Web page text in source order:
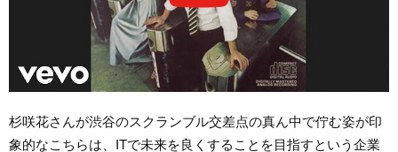
杉咲花さんが渋谷のスクランブル交差点の真ん中で佇む姿が印
象的なこちらは、ITで未来を良くすることを目指すという企業